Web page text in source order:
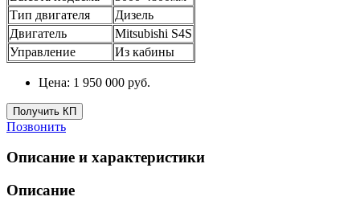
Тип двигателя
Дизель
Двигатель
Mitsubishi S4S
Управление
Из кабины
Цена: 1 950 000 руб.
Получить КП
Позвонить
Описание и характеристики
Описание